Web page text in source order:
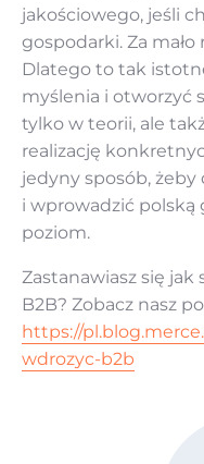
jakościowego, jeśli
gospodarki. Za
Dlatego to tak
myślenia i otworzyć
tylko w teorii, ale
realizację
jedyny sposób,
i wprowadzić polską
poziom.
Zastanawiasz się
B2B? Zobacz nasz
https://
wdrozyc-b2b